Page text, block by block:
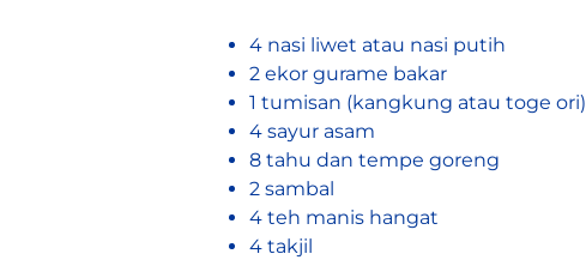
4 nasi liwet atau nasi putih
2 ekor gurame bakar
1 tumisan (kangkung atau toge ori)
4 sayur asam
8 tahu dan tempe goreng
2 sambal
4 teh manis hangat
4 takjil